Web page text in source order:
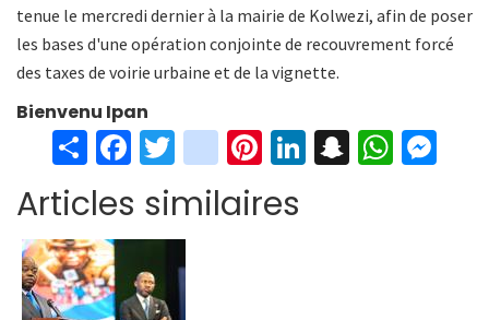
tenue le mercredi dernier à la mairie de Kolwezi, afin de poser
les bases d'une opération conjointe de recouvrement forcé
des taxes de voirie urbaine et de la vignette.
Bienvenu Ipan
S
h
ar
e
Fa
ce
b
o
o
T
wi
tt
er
in
st
ag
Pi
er
Li S W
Articles similaires